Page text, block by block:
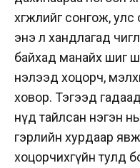
хөгжлийг сонгож,
энэ л хандлагад
байхад манайх шиг
нэлээд хоцорч,
ховор. Тэгээд
нүд тайлсан нэгэн нь
гэрлийн хурдаар
хоцорчихгүйн тулд